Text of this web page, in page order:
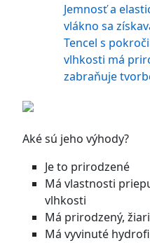
Jemnosť a
vlákno sa
Tencel s
vlhkosti má
zabraňuje
Aké sú jeho výhody?
Je to prirodzené
Má vlastnosti
vlhkosti
Má prirodzený,
Má vyvinuté